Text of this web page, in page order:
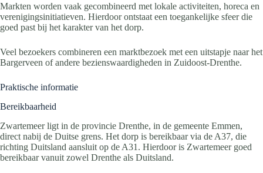
Markten worden vaak gecombineerd met lokale activiteiten, horeca en
verenigingsinitiatieven. Hierdoor ontstaat een toegankelijke sfeer die
goed past bij het karakter van het dorp.
Veel bezoekers combineren een marktbezoek met een uitstapje naar het
Bargerveen of andere bezienswaardigheden in Zuidoost-Drenthe.
Praktische informatie
Bereikbaarheid
Zwartemeer ligt in de provincie Drenthe, in de gemeente Emmen,
direct nabij de Duitse grens. Het dorp is bereikbaar via de A37, die
richting Duitsland aansluit op de A31. Hierdoor is Zwartemeer goed
bereikbaar vanuit zowel Drenthe als Duitsland.